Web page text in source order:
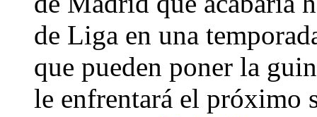
de Liga en una
que pueden poner la
le enfrentará el